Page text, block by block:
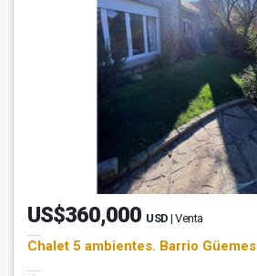
US$360,000 USD | Venta
Chalet 5 ambientes. Barrio Güemes